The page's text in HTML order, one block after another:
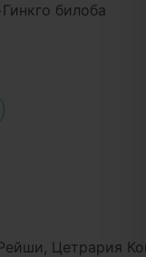
билоба
Цетрария